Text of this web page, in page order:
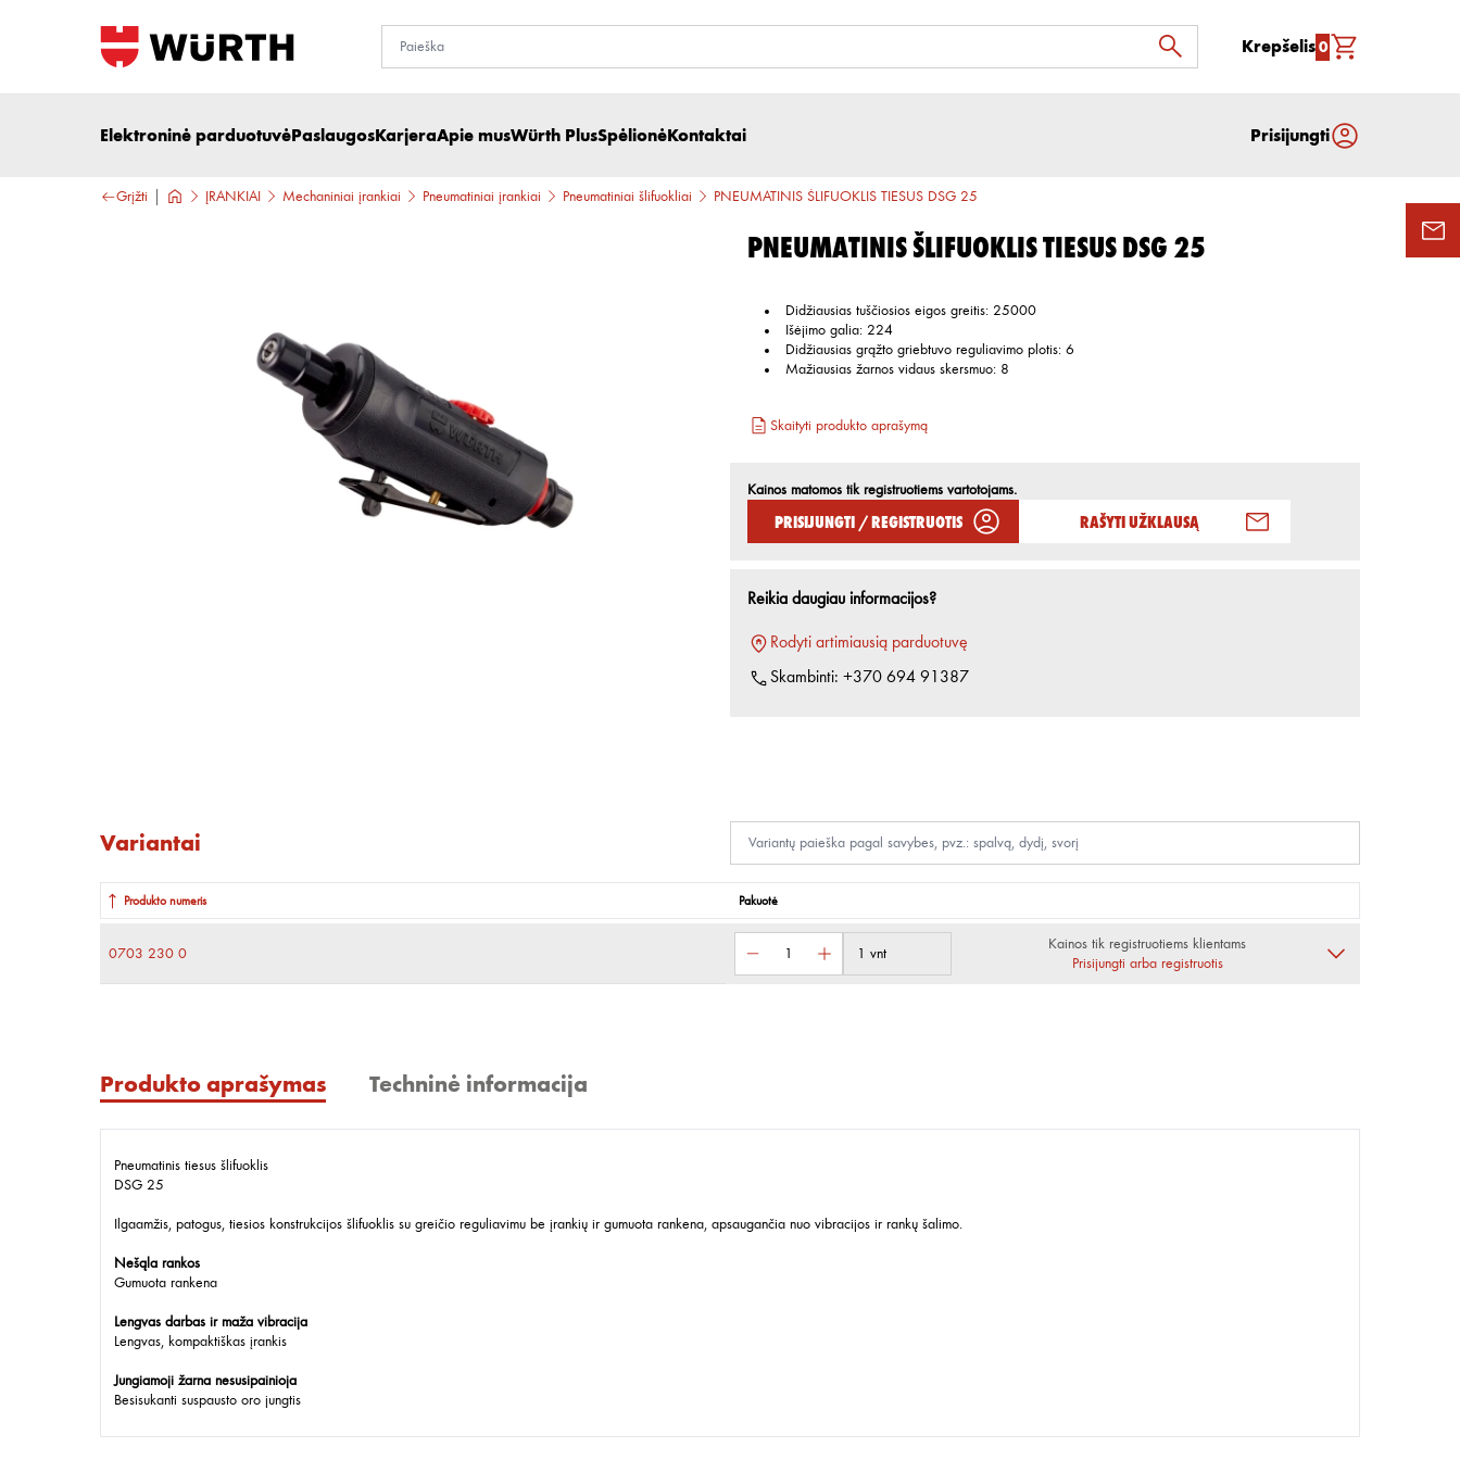
Krepšelis0
Elektroninė parduotuvėPaslaugosKarjeraApie musWürth PlusSpėlionėKontaktai Prisijungti
Grįžti ĮRANKIAI Mechaniniai įrankiai Pneumatiniai įrankiai Pneumatiniai šlifuokliai PNEUMATINIS ŠLIFUOKLIS TIESUS DSG 25
PNEUMATINIS ŠLIFUOKLIS TIESUS DSG 25
Didžiausias tuščiosios eigos greitis: 25000
Išėjimo galia: 224
Didžiausias grąžto griebtuvo reguliavimo plotis: 6
Mažiausias žarnos vidaus skersmuo: 8
Skaityti produkto aprašymą
Kainos matomos tik registruotiems vartotojams.
Prisijungti / Registruotis Rašyti užklausą
Reikia daugiau informacijos?
Rodyti artimiausią parduotuvę
Skambinti: +370 694 91387
Variantai
Produkto numeris Pakuotė
0703 230 0 1 vnt
Kainos tik registruotiems klientams
Prisijungti arba registruotis
Produkto aprašymas Techninė informacija
Pneumatinis tiesus šlifuoklis
DSG 25
Ilgaamžis, patogus, tiesios konstrukcijos šlifuoklis su greičio reguliavimu be įrankių ir gumuota rankena, apsaugančia nuo vibracijos ir rankų šalimo.
Nešąla rankos
Gumuota rankena
Lengvas darbas ir maža vibracija
Lengvas, kompaktiškas įrankis
Jungiamoji žarna nesusipainioja
Besisukanti suspausto oro jungtis